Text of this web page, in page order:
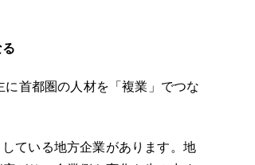
に首都圏の人材を「複業」でつな
ている地方企業があります。地